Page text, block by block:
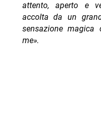
attento, aperto e
accolta da un
sensazione magica
me».